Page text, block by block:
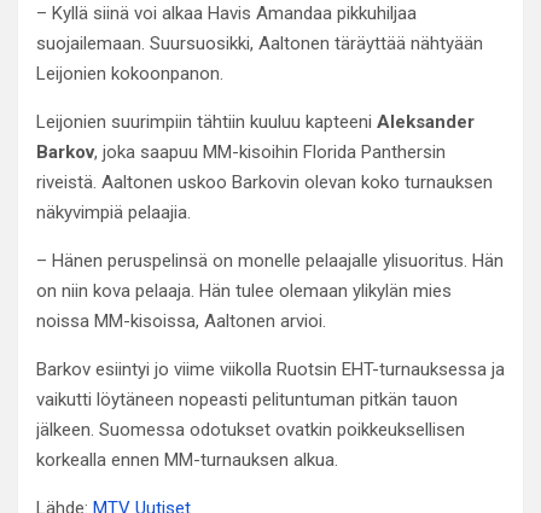
– Kyllä siinä voi alkaa Havis Amandaa pikkuhiljaa
suojailemaan. Suursuosikki, Aaltonen täräyttää nähtyään
Leijonien kokoonpanon.
Leijonien suurimpiin tähtiin kuuluu kapteeni Aleksander
Barkov, joka saapuu MM-kisoihin Florida Panthersin
riveistä. Aaltonen uskoo Barkovin olevan koko turnauksen
näkyvimpiä pelaajia.
– Hänen peruspelinsä on monelle pelaajalle ylisuoritus. Hän
on niin kova pelaaja. Hän tulee olemaan ylikylän mies
noissa MM-kisoissa, Aaltonen arvioi.
Barkov esiintyi jo viime viikolla Ruotsin EHT-turnauksessa ja
vaikutti löytäneen nopeasti pelituntuman pitkän tauon
jälkeen. Suomessa odotukset ovatkin poikkeuksellisen
korkealla ennen MM-turnauksen alkua.
Lähde: MTV Uutiset